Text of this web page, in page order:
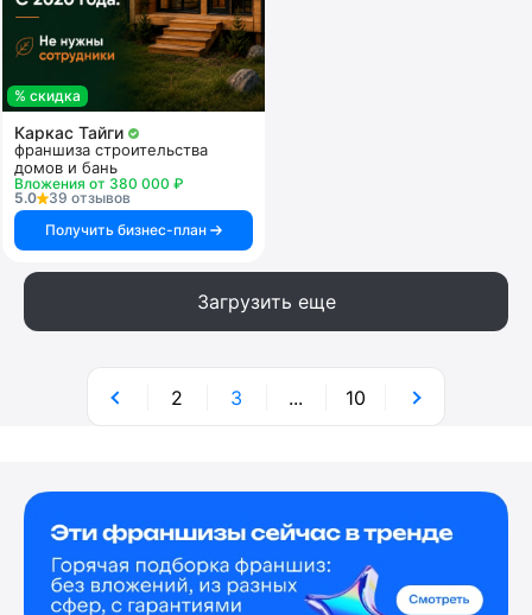
% скидка
Каркас Тайги
франшиза строительства
домов и бань
Вложения от 380 000 ₽
5.0
39 отзывов
Получить бизнес-план
Загрузить еще
2 3 ... 10